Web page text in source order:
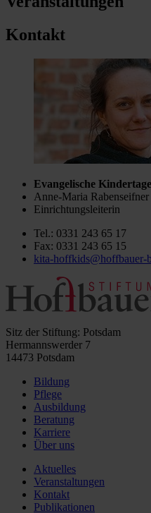
Kontakt
Evangelische
Anne-Maria Rabenseifner
Einrichtungsleiterin
Tel.: 0331 243 65 17
Fax: 0331 243 65 15
kita-hoffkids@hoffbauer-
Sitz der Stiftung: Potsdam
Hermannswerder 7
14473 Potsdam
Bildung
Pflege
Ausbildung
Beratung
Karriere
Über uns
Aktuelles
Veranstaltungen
Kontakt
Publikationen